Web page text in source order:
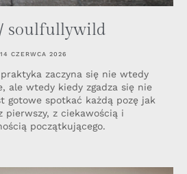
soulfullywild
14 CZERWCA 2026
zaczyna się nie wtedy
ale wtedy kiedy zgadza się nie
gotowe spotkać każdą pozę jak
pierwszy, z ciekawością i
początkującego.